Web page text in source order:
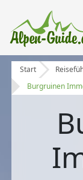
Start
Burgruinen